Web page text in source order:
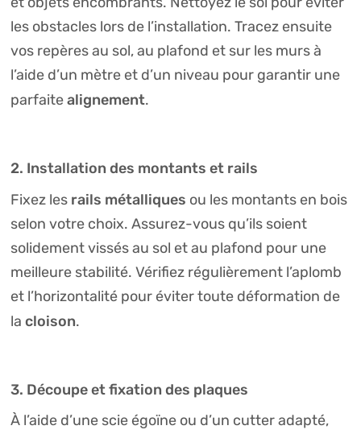
les obstacles lors de l’installation. Tracez ensuite
vos repères au sol, au plafond et sur les murs à
l’aide d’un mètre et d’un niveau pour garantir une
parfaitealignement.
2. Installation des montants et rails
Fixez les rails métalliques ou les montants en bois
selon votre choix. Assurez-vous qu’ils soient
solidement vissés au sol et au plafond pour une
meilleure stabilité. Vérifiez régulièrement l’aplomb
et l’horizontalité pour éviter toute déformation de
la cloison.
3. Découpe et fixation des plaques
À l’aide d’une scie égoïne ou d’un cutter adapté,